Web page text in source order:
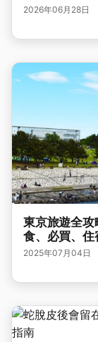
2026年06月28日
東京旅遊全
食、必買、
2025年07月04日